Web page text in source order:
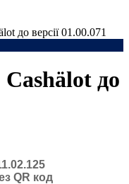
до версії 01.00.071
до
QR код